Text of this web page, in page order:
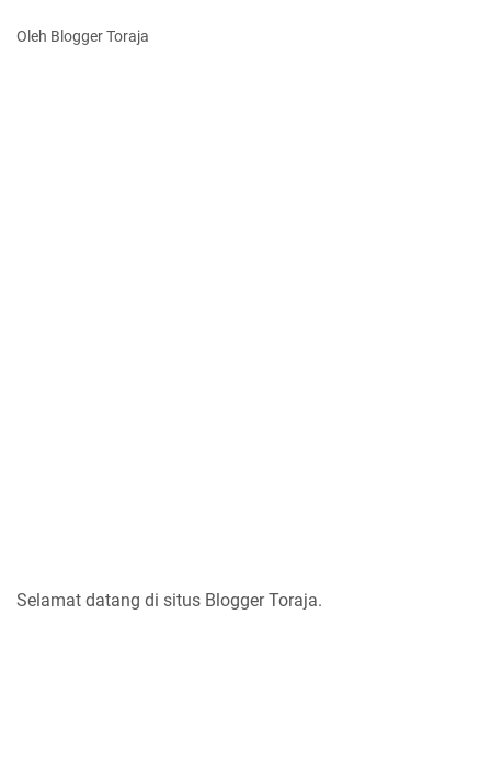
Oleh Blogger Toraja
Selamat datang di situs Blogger Toraja.